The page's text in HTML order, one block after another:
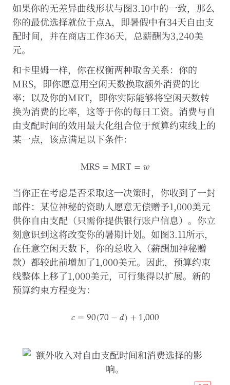
其
用
于
其
他
用
途。
有
关
我
们
使
用
的
Cookie
息，
请
参
阅
隐
私
政
策。
仅
接
如果你的无差异曲线形状与图3.10中的一致，那么
你的最优选择就位于点A，即暑假中有34天自由支
配时间，并在商店工作36天，总薪酬为3,240美
元。
和卡里姆一样，你在权衡两种取舍关系：你的
MRS，即你愿意用空闲天数换取额外消费的比
率；以及你的MRT，即你实际能够将空闲天数转
换为消费的比率，这等于你的每日工资。消费与自
由支配时间的效用最大化组合位于预算约束线上的
某一点，该点满足以下条件：
MRS=MRT=𝑤
MRS= MRT =w
当你正在考虑是否采取这一决策时，你收到了一封
邮件：某位神秘的资助人愿意无偿赠予1,000美元
供你自由支配（只需你提供银行账户信息）。你立
刻意识到这将改变你的暑期计划。如图3.11所示，
在任意空闲天数下，你的总收入（薪酬加神秘赠
款）都较此前增加了1,000美元。因此，预算约束
线整体上移了1,000美元，可行集得以扩展。新的
预算约束方程变为：
𝑐=90(70−𝑑)+1,000
90(70 d)+ 1,000